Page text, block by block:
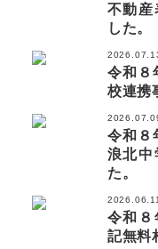
不動産
した。
令和８
校連携
令和８
浪北中
た。
2026.06.11
令和８
記無料